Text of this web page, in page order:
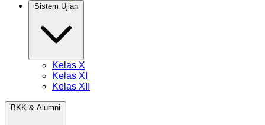
Kelas X
Kelas XI
Kelas XII